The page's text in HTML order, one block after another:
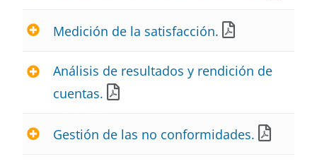
Medición de la satisfacción.
Análisis de resultados y rendición de
cuentas.
Gestión de las no conformidades.